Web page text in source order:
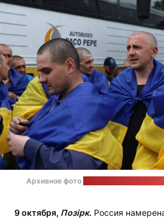
Архивное фото
9 октября, Позірк. Россия